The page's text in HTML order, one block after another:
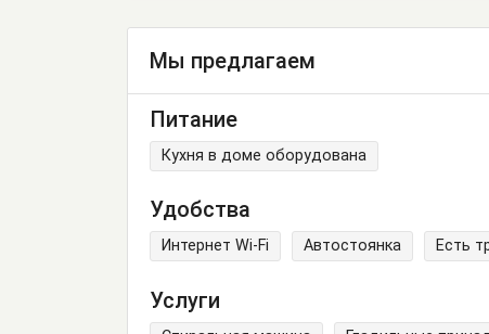
Мы предлагаем
Питание
Кухня в доме оборудована
Удобства
Интернет Wi-Fi Автостоянка Есть
Услуги